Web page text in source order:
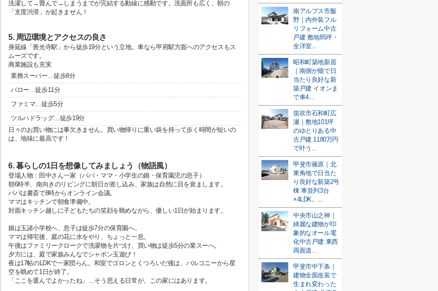
洗濯して→畳んで→しまうまでが完結する動線に感動です。洗面所も広く、朝の
「支度渋滞」が起きません！
5. 周辺環境とアクセスの良さ
身延線「善光寺駅」から徒歩19分という立地。車なら甲府駅方面へのアクセスもス
ムーズです。
商業施設も充実
業務スーパー…徒歩8分
バロー…徒歩11分
ファミマ…徒歩5分
ツルハドラッグ…徒歩19分
日々のお買い物には事欠きません。買い物帰りに重い袋を持って歩く時間が短いの
は、地味に最高です！
6. 暮らしの1日を想像してみましょう（物語風）
登場人物：田中さん一家（パパ・ママ・小学生の娘・保育園児の息子）
朝6時半、南向きのリビングに朝日が差し込み、家族は自然に目を覚まします。
パパは書斎で8時からオンライン会議。
ママはキッチンで朝食準備中。
対面キッチン越しに子どもたちの笑顔を眺めながら、優しい1日が始まります。
娘は玉諸小学校へ、息子は徒歩7分の保育園へ。
ママは帰宅後、庭の花に水をやり、ちょっと一息。
午後はファミリークロークで洗濯物を片づけ、買い物は徒歩5分の業スーへ。
夕方には、庭で家族みんなでシャボン玉遊び！
夜は17帖のLDKで一家団らん。和室でゴロンとくつろいだ後は、バルコニーから星
空を眺めて1日が終了。
「ここを選んでよかったね」…そう思える日常が、この家にはあります。
南アルプス市飯
野｜内外装フル
リフォーム中古
戸建 敷地85坪・
全洋室...
昭和町築地新居
｜南側が畑で日
当たり良好な新
築戸建 イオンま
で車4...
笛吹市石和町広
瀬｜敷地101坪
のゆとりある中
古戸建 1180万円
で叶う...
甲斐市篠原｜北
東角地で日当た
り良好な新築2号
棟 車並列3台
×4LDK。...
中央市山之神｜
綺麗な建物が印
象的なオール電
化中古戸建 東西
両面道...
甲斐市中下条｜
建物全面改装で
生まれ変わった